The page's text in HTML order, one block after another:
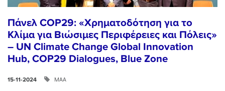
Πάνελ COP29: «Χρηματοδότηση για το
Κλίμα για Βιώσιμες Περιφέρειες και Πόλεις»
– UN Climate Change Global Innovation
Hub, COP29 Dialogues, Blue Zone
15-11-2024 ΜΑΑ